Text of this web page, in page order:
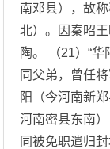
南邓县），故
北）。因秦昭
陶。 （21）“
同父弟，曾任
阳（今河南新
河南密县东南
同被免职遣归